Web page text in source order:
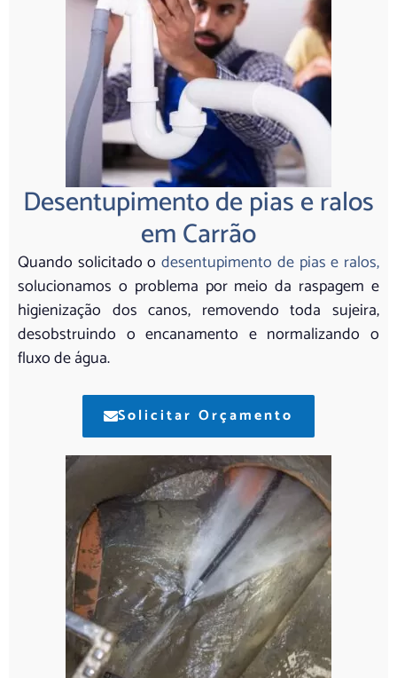
Desentupimento de pias e ralos
em Carrão
Quando solicitado odesentupimento de pias e ralos,
solucionamos o problema por meio da raspagem e
higienização dos canos, removendo toda sujeira,
desobstruindo o encanamento e normalizando o
fluxo de água.
Solicitar Orçamento